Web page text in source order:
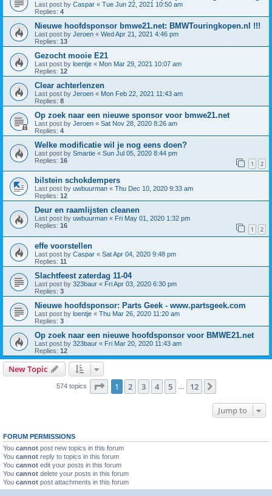
Last post by Caspar « Tue Jun 22, 2021 10:50 am
Replies: 4
Nieuwe hoofdsponsor bmwe21.net: BMWTouringkopen.nl !!!
Last post by Jeroen « Wed Apr 21, 2021 4:46 pm
Replies: 13
Gezocht mooie E21
Last post by loentje « Mon Mar 29, 2021 10:07 am
Replies: 12
Clear achterlenzen
Last post by Jeroen « Mon Feb 22, 2021 11:43 am
Replies: 8
Op zoek naar een nieuwe sponsor voor bmwe21.net
Last post by Jeroen « Sat Nov 28, 2020 8:26 am
Replies: 4
Welke modificatie wil je nog eens doen?
Last post by Smartie « Sun Jul 05, 2020 8:44 pm
Replies: 16 1 2
bilstein schokdempers
Last post by uwbuurman « Thu Dec 10, 2020 9:33 am
Replies: 12
Deur en raamlijsten cleanen
Last post by uwbuurman « Fri May 01, 2020 1:32 pm
Replies: 16 1 2
effe voorstellen
Last post by Caspar « Sat Apr 04, 2020 9:48 pm
Replies: 11
Slachtfeest zaterdag 11-04
Last post by 323baur « Fri Apr 03, 2020 6:30 pm
Replies: 3
Nieuwe hoofdsponsor: Parts Geek - www.partsgeek.com
Last post by loentje « Thu Mar 26, 2020 11:20 am
Replies: 3
Op zoek naar een nieuwe hoofdsponsor voor BMWE21.net
Last post by 323baur « Fri Mar 20, 2020 11:43 am
Replies: 12
New Topic
574 topics Page 1of 12
1 2 3 4 5 12
Jump to
FORUM PERMISSIONS
You cannot post new topics in this forum
You cannot reply to topics in this forum
You cannot edit your posts in this forum
You cannot delete your posts in this forum
You cannot post attachments in this forum